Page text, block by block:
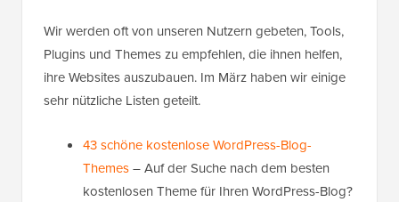
Wir werden oft von unseren Nutzern gebeten, Tools,
Plugins und Themes zu empfehlen, die ihnen helfen,
ihre Websites auszubauen. Im März haben wir einige
sehr nützliche Listen geteilt.
43 schöne kostenlose WordPress-Blog-
Themes– Auf der Suche nach dem besten
kostenlosen Theme für Ihren WordPress-Blog?